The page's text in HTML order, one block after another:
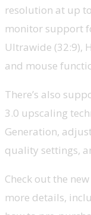
resolution at up
monitor support
Ultrawide (32:9),
and mouse
There’s also
3.0 upscaling
Generation,
quality settings,
Check out the
more details,